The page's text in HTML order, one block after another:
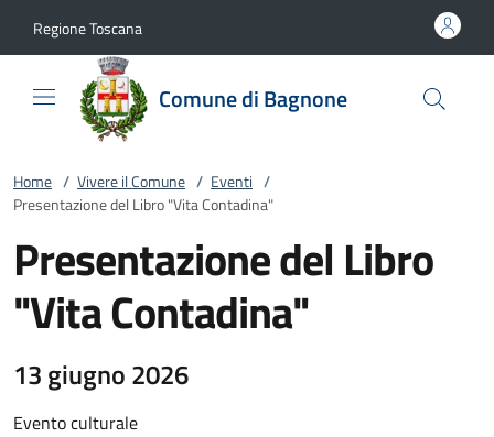
Regione Toscana
Comune di Bagnone
Home / Vivere il Comune / Eventi /
Presentazione del Libro "Vita Contadina"
Presentazione del Libro
"Vita Contadina"
13 giugno 2026
Evento culturale